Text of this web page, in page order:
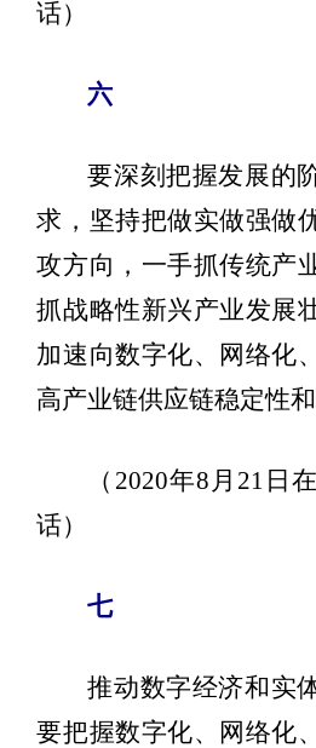
话）
六
要深刻把握发展的
求，坚持把做实做强做
攻方向，一手抓传统产
抓战略性新兴产业发展
加速向数字化、网络化
高产业链供应链稳定性和
（2020年8月21日
话）
七
推动数字经济和实
要把握数字化、网络化